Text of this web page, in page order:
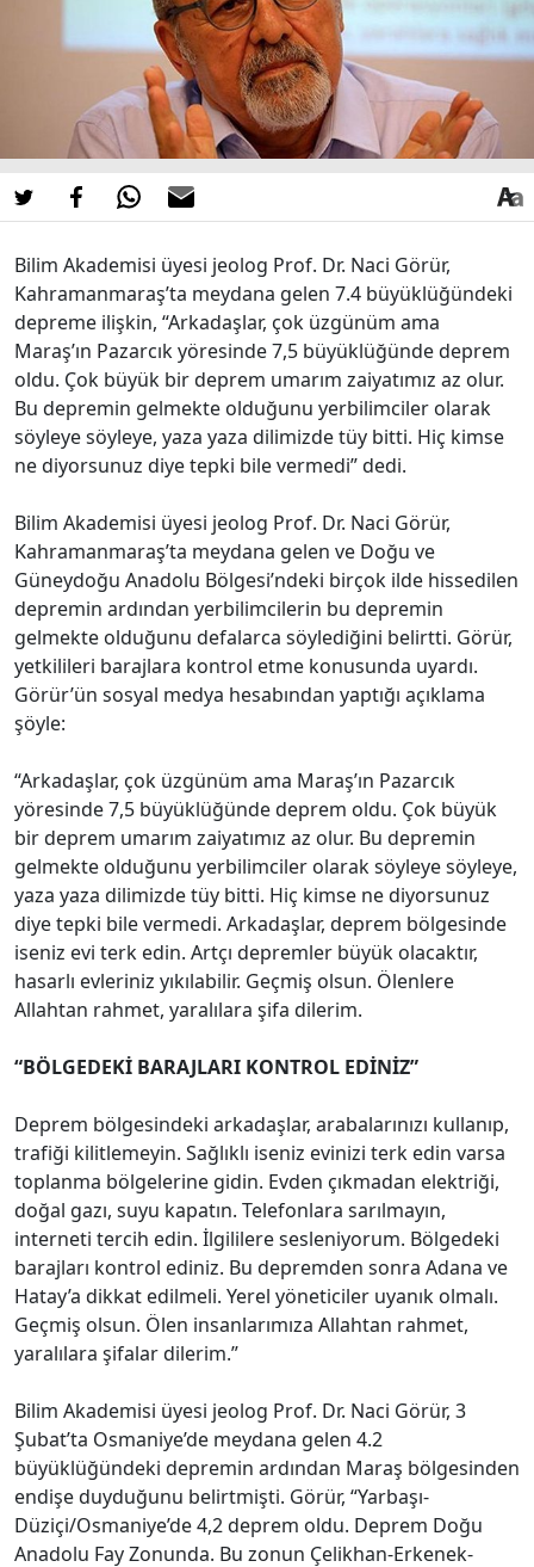
Bilim Akademisi üyesi jeolog Prof. Dr. Naci Görür,
Kahramanmaraş’ta meydana gelen 7.4 büyüklüğündeki
depreme ilişkin, “Arkadaşlar, çok üzgünüm ama
Maraş’ın Pazarcık yöresinde 7,5 büyüklüğünde deprem
oldu. Çok büyük bir deprem umarım zaiyatımız az olur.
Bu depremin gelmekte olduğunu yerbilimciler olarak
söyleye söyleye, yaza yaza dilimizde tüy bitti. Hiç kimse
ne diyorsunuz diye tepki bile vermedi” dedi.
Bilim Akademisi üyesi jeolog Prof. Dr. Naci Görür,
Kahramanmaraş’ta meydana gelen ve Doğu ve
Güneydoğu Anadolu Bölgesi’ndeki birçok ilde hissedilen
depremin ardından yerbilimcilerin bu depremin
gelmekte olduğunu defalarca söylediğini belirtti. Görür,
yetkilileri barajlara kontrol etme konusunda uyardı.
Görür’ün sosyal medya hesabından yaptığı açıklama
şöyle:
“Arkadaşlar, çok üzgünüm ama Maraş’ın Pazarcık
yöresinde 7,5 büyüklüğünde deprem oldu. Çok büyük
bir deprem umarım zaiyatımız az olur. Bu depremin
gelmekte olduğunu yerbilimciler olarak söyleye söyleye,
yaza yaza dilimizde tüy bitti. Hiç kimse ne diyorsunuz
diye tepki bile vermedi. Arkadaşlar, deprem bölgesinde
iseniz evi terk edin. Artçı depremler büyük olacaktır,
hasarlı evleriniz yıkılabilir. Geçmiş olsun. Ölenlere
Allahtan rahmet, yaralılara şifa dilerim.
“BÖLGEDEKİ BARAJLARI KONTROL EDİNİZ”
Deprem bölgesindeki arkadaşlar, arabalarınızı kullanıp,
trafiği kilitlemeyin. Sağlıklı iseniz evinizi terk edin varsa
toplanma bölgelerine gidin. Evden çıkmadan elektriği,
doğal gazı, suyu kapatın. Telefonlara sarılmayın,
interneti tercih edin. İlgililere sesleniyorum. Bölgedeki
barajları kontrol ediniz. Bu depremden sonra Adana ve
Hatay’a dikkat edilmeli. Yerel yöneticiler uyanık olmalı.
Geçmiş olsun. Ölen insanlarımıza Allahtan rahmet,
yaralılara şifalar dilerim.”
Bilim Akademisi üyesi jeolog Prof. Dr. Naci Görür, 3
Şubat’ta Osmaniye’de meydana gelen 4.2
büyüklüğündeki depremin ardından Maraş bölgesinden
endişe duyduğunu belirtmişti. Görür, “Yarbaşı-
Düziçi/Osmaniye’de 4,2 deprem oldu. Deprem Doğu
Anadolu Fay Zonunda. Bu zonun Çelikhan-Erkenek-